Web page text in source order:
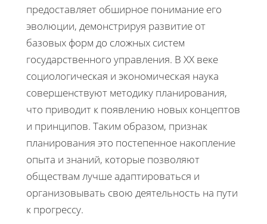
предоставляет обширное понимание его
эволюции, демонстрируя развитие от
базовых форм до сложных систем
государственного управления. В XX веке
социологическая и экономическая наука
совершенствуют методику планирования,
что приводит к появлению новых концептов
и принципов. Таким образом, признак
планирования это постепенное накопление
опыта и знаний, которые позволяют
обществам лучше адаптироваться и
организовывать свою деятельность на пути
к прогрессу.